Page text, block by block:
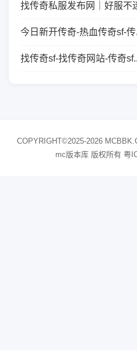
找传奇私服发布网｜好服不
今日新开传奇-热血传奇sf-传
找传奇sf-找传奇网站-传奇
COPYRIGHT©2025-2026
mc版本库 版权所有 粤